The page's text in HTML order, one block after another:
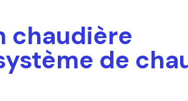
chaudière
de